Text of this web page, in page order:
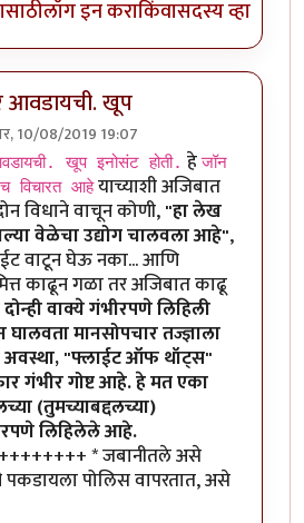
लॉग इन कराकिंवासदस्य व्हा
आवडायची. खूप
10/08/2019 19:07
मला फार आवडायची. खूप byतमराज
खूप इनोसंट होती. हेजॉन
विचारत आहेयाच्याशी अजिबात
विधाने वाचून कोणी,"हा लेख
वेळेचा उद्योग चालवला आहे",
वाटून घेऊ नका... आणि
काढून गळा तर अजिबात काढू
दोन्ही वाक्ये गंभीरपणे लिहिली
मानसोपचार तज्ज्ञाला
अवस्था, "फ्लाईट ऑफ थॉट्स"
गंभीर गोष्ट आहे. हे मत एका
(तुमच्याबद्दलच्या)
लिहिलेले आहे.
* जबानीतले असे
पकडायला पोलिस वापरतात, असे